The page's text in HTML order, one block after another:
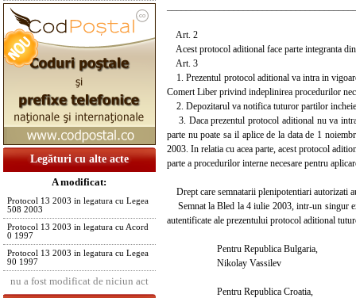
Legături cu alte acte
A modificat:
Protocol 13 2003 in legatura cu Legea
508 2003
Protocol 13 2003 in legatura cu Acord
0 1997
Protocol 13 2003 in legatura cu Legea
90 1997
nu a fost modificat de niciun act
Art. 2
Acest protocol aditional face parte integranta
Art. 3
1. Prezentul protocol aditional va intra in
Comert Liber privind indeplinirea procedurilor
2. Depozitarul va notifica tuturor partilor
3. Daca prezentul protocol aditional nu va
parte nu poate sa il aplice de la data de 1
2003. In relatia cu acea parte, acest protocol
parte a procedurilor interne necesare pentru
Drept care semnatarii plenipotentiari autorizati
Semnat la Bled la 4 iulie 2003, intr-un singur
autentificate ale prezentului protocol aditional
Pentru Republica Bulgaria,
Nikolay Vassilev
Pentru Republica Croatia,